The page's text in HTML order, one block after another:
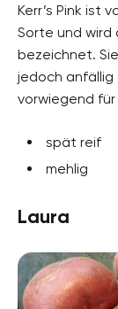
Kerr’s Pink ist
Sorte und wird
bezeichnet.
jedoch anfällig
vorwiegend
spät reif
mehlig
Laura